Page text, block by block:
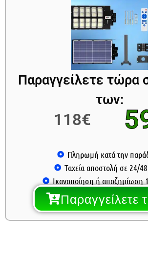
Παραγγείλετε τώρα
των:
118€
Πληρωμή κατά την
Ταχεία αποστολή σε 24/
Ικανοποίηση ή αποζημίωση
Παραγγείλετε